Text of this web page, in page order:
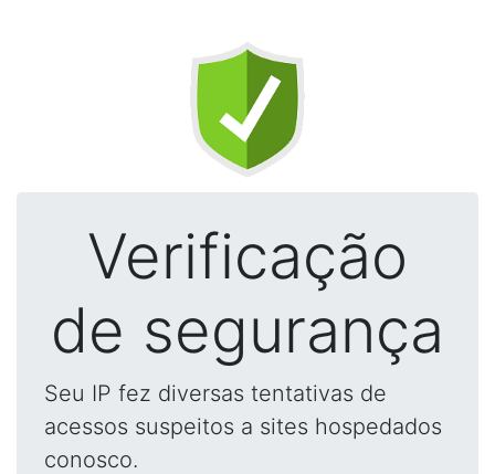
Verificação
de segurança
Seu IP fez diversas tentativas de
acessos suspeitos a sites hospedados
conosco.